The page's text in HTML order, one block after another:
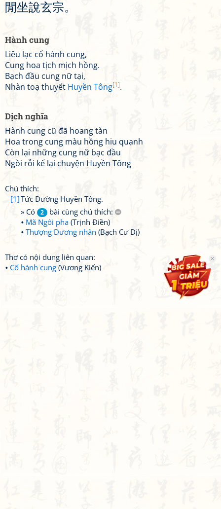
閒坐說玄宗。
Hành cung
Liêu lạc cổ hành cung,
Cung hoa tịch mịch hồng.
Bạch đầu cung nữ tại,
Nhàn toạ thuyết Huyền Tông[1].
Dịch nghĩa
Hành cung cũ đã hoang tàn
Hoa trong cung màu hồng hiu quạnh
Còn lại những cung nữ bạc đầu
Ngồi rỗi kể lại chuyện Huyền Tông
Chú thích:
[1]Tức Đường Huyền Tông.
» Có
2
bài cùng chú thích:
Mã Ngôi pha (Trịnh Điền)
Thượng Dương nhân (Bạch Cư Dị)
Thơ có nội dung liên quan:
Cố hành cung (Vương Kiến)